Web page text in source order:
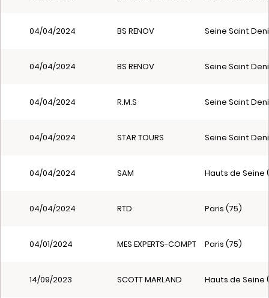
04/04/2024 BS RENOV Seine Saint
04/04/2024 BS RENOV Seine Saint
04/04/2024 R.M.S Seine Saint
04/04/2024 STAR TOURS Seine Saint
04/04/2024 SAM Hauts de Seine
04/04/2024 RTD Paris (75)
04/01/2024 MES EXPERTS-COMPTABLES.FR
Paris (75)
14/09/2023 SCOTT MARLAND Hauts de Seine